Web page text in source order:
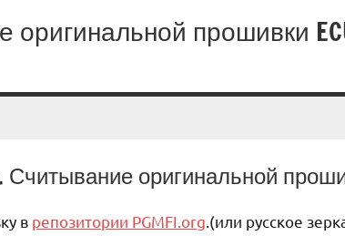
оригинальной прошивки
оригинальной
в репозитории PGMFI.org .(или русское